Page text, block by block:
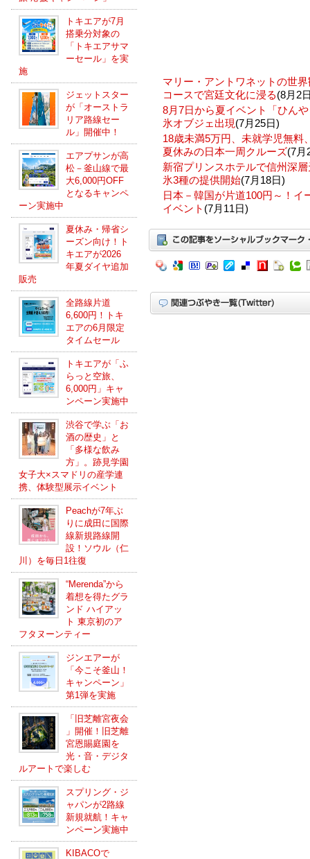
トキエアが7月
搭乗分対象の
「トキエアサマ
ーセール」を実
施
ジェットスター
が「オーストラ
リア路線セー
ル」開催中！
エアプサンが高
松－釜山線で最
大6,000円OFF
となるキャンペ
ーン実施中
夏休み・帰省シ
ーズン向け！ト
キエアが2026
年夏ダイヤ追加
販売
全路線片道
6,600円！トキ
エアの6月限定
タイムセール
トキエアが「ふ
らっと空旅、
6,000円」キャ
ンペーン実施中
渋谷で学ぶ「お
酒の歴史」と
「多様な飲み
方」。跡見学園
女子大×スマドリの産学連
携、体験型展示イベント
Peachが7年ぶ
りに成田に国際
線新規路線開
設！ソウル（仁
川）を毎日1往復
“Merenda”から
着想を得たグラ
ンド ハイアッ
ト 東京初のア
フタヌーンティー
ジンエアーが
「今こそ釜山！
キャンペーン」
第1弾を実施
「旧芝離宮夜会
」開催！旧芝離
宮恩賜庭園を
光・音・デジタ
ルアートで楽しむ
スプリング・ジ
ャパンが2路線
新規就航！キャ
ンペーン実施中
KIBACOで
マリー・アントワネットの世
コースで宮廷文化に浸る(8月2
8月7日から夏イベント「ひん
氷オブジェ出現(7月25日)
18歳未満5万円、未就学児無料
夏休みの日本一周クルーズ(7月
新宿プリンスホテルで信州深
氷3種の提供開始(7月18日)
日本－韓国が片道100円～！イ
イベント (7月11日)